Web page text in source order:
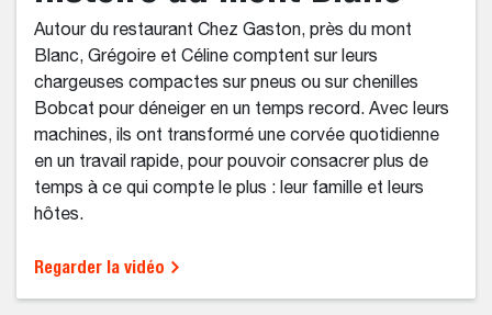
Autour du restaurant Chez Gaston, près du mont
Blanc, Grégoire et Céline comptent sur leurs
chargeuses compactes sur pneus ou sur chenilles
Bobcat pour déneiger en un temps record. Avec leurs
machines, ils ont transformé une corvée quotidienne
en un travail rapide, pour pouvoir consacrer plus de
temps à ce qui compte le plus : leur famille et leurs
hôtes.
Regarder la vidéo